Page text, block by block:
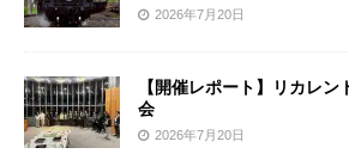
2026年7月20日
【開催レポート】リカレ
会
2026年7月20日